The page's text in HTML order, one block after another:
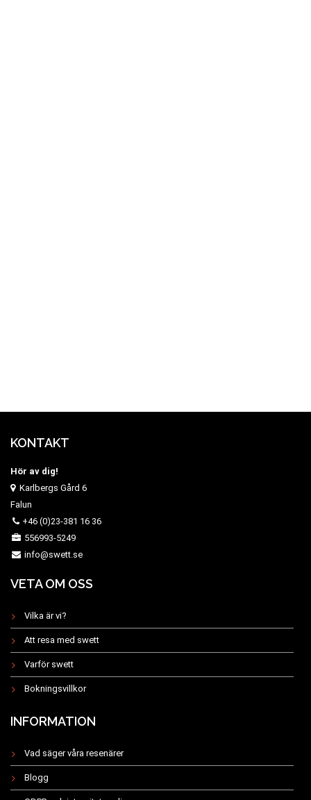
KONTAKT
Hör av dig!
Karlbergs Gård 6
Falun
+46 (0)23-381 16 36
556993-5249
info@swett.se
VETA OM OSS
Vilka är vi?
Att resa med swett
Varför swett
Bokningsvillkor
INFORMATION
Vad säger våra resenärer
Blogg